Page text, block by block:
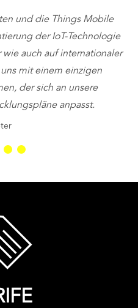
und die Things Mobile
der IoT-Technologie
auch auf internationaler
mit einem einzigen
der sich an unsere
anpasst.